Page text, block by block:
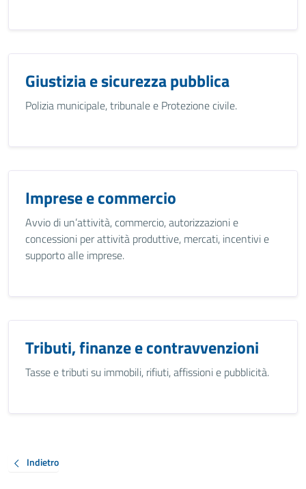
Giustizia e sicurezza pubblica
Polizia municipale, tribunale e Protezione civile.
Imprese e commercio
Avvio di un’attività, commercio, autorizzazioni e
concessioni per attività produttive, mercati, incentivi e
supporto alle imprese.
Tributi, finanze e contravvenzioni
Tasse e tributi su immobili, rifiuti, affissioni e pubblicità.
Indietro